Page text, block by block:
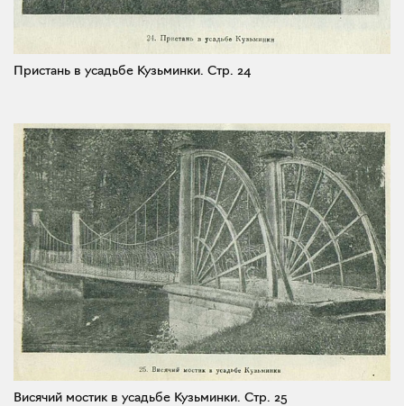
Пристань в усадьбе Кузьминки. Стр. 24
Висячий мостик в усадьбе Кузьминки. Стр. 25